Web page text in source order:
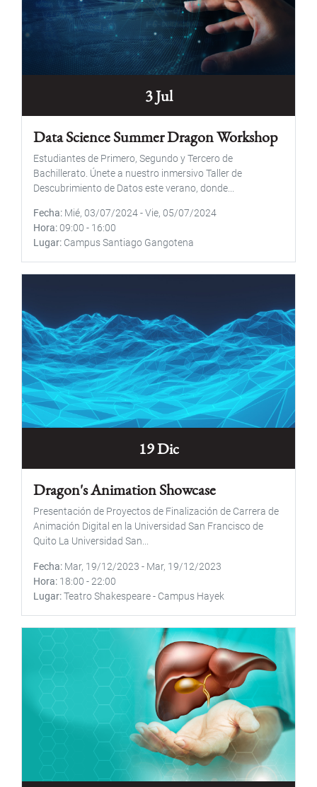
3 Jul
Data Science Summer Dragon Workshop
Estudiantes de Primero, Segundo y Tercero de
Bachillerato. Únete a nuestro inmersivo Taller de
Descubrimiento de Datos este verano, donde...
Fecha Mié, 03/07/2024-Vie, 05/07/2024
Hora 09:00 - 16:00
Lugar Campus Santiago Gangotena
19 Dic
Dragon's Animation Showcase
Presentación de Proyectos de Finalización de Carrera de
Animación Digital en la Universidad San Francisco de
Quito La Universidad San...
Fecha Mar, 19/12/2023 - Mar, 19/12/2023
Hora 18:00 - 22:00
Lugar Teatro Shakespeare - Campus Hayek